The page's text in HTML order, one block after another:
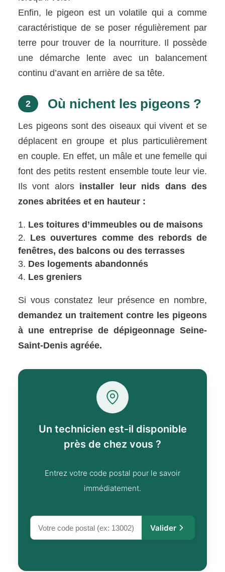
Enfin, le pigeon est un volatile qui a comme
caractéristique de se poser régulièrement par
terre pour trouver de la nourriture. Il possède
une démarche lente avec un balancement
continu d’avant en arrière de sa tête.
2 Où nichent les pigeons ?
Les pigeons sont des oiseaux qui vivent et se
déplacent en groupe et plus particulièrement
en couple. En effet, un mâle et une femelle qui
font des petits restent ensemble toute leur vie.
Ils vont alors installer leur nids dans des
zones abritées et en hauteur :
Les toitures d’immeubles ou de maisons
Les ouvertures comme des rebords de
fenêtres, des balcons ou des terrasses
Des logements abandonnés
Les greniers
Si vous constatez leur présence en nombre,
demandez un traitement contre les pigeons
à une entreprise de dépigeonnage Seine-
Saint-Denis agréée.
Un technicien est-il disponible
près de chez vous ?
Entrez votre code postal pour le savoir
immédiatement.
Valider